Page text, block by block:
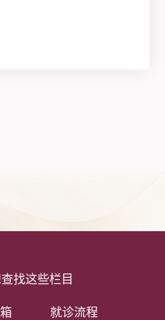
找这些栏目
就诊流程